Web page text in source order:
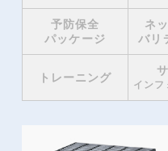
予防保全
パッケージ
ネ
バリ
トレーニング
インフ